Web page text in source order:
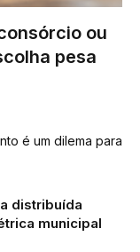
ou
pesa
é um dilema para
distribuída
municipal